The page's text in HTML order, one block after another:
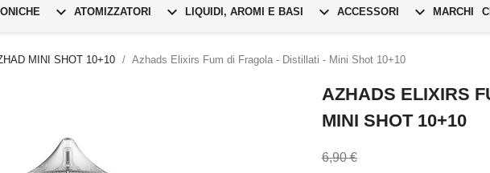
 ATOMIZZATORI  LIQUIDI, AROMI E BASI  ACCESSORI  MARCHI
MINI SHOT 10+10 Azhads Elixirs Fum di Fragola - Distillati - Mini Shot 10+10
AZHADS ELIXIRS
MINI SHOT 10+10
6,90 €